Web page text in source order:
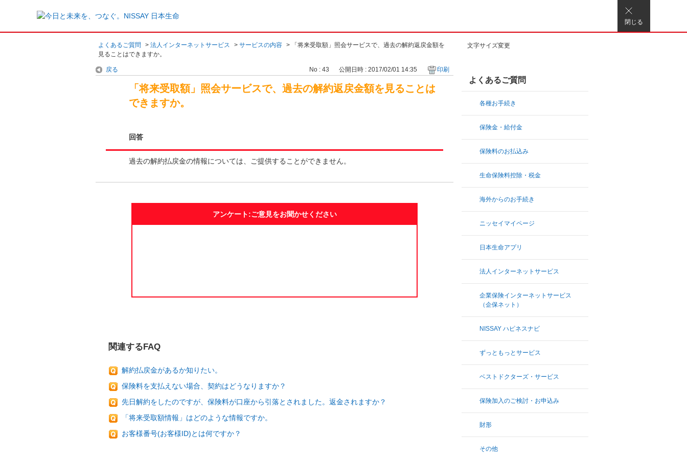
閉じる
文字サイズ変更
よくあるご質問 > 法人インターネットサービス > サービスの内容 >
「将来受取額」照会サービスで、過去の解約返戻金額を
見ることはできますか。
よくあるご質問
各種お手続き
保険金・給付金
保険料のお払込み
生命保険料控除・税金
海外からのお手続き
ニッセイマイページ
日本生命アプリ
法人インターネットサービス
企業保険インターネットサービス
（企保ネット）
NISSAY ハピネスナビ
ずっともっとサービス
ベストドクターズ・サービス
保険加入のご検討・お申込み
財形
その他
戻る No : 43 公開日時 : 2017/02/01 14:35 印刷
「将来受取額」照会サービスで、過去の解約返戻金額を見ることは
できますか。
回答
過去の解約払戻金の情報については、ご提供することができません。
アンケート:ご意見をお聞かせください
関連するFAQ
解約払戻金があるか知りたい。
保険料を支払えない場合、契約はどうなりますか？
先日解約をしたのですが、保険料が口座から引落とされました。返金されますか？
「将来受取額情報」はどのような情報ですか。
お客様番号(お客様ID)とは何ですか？